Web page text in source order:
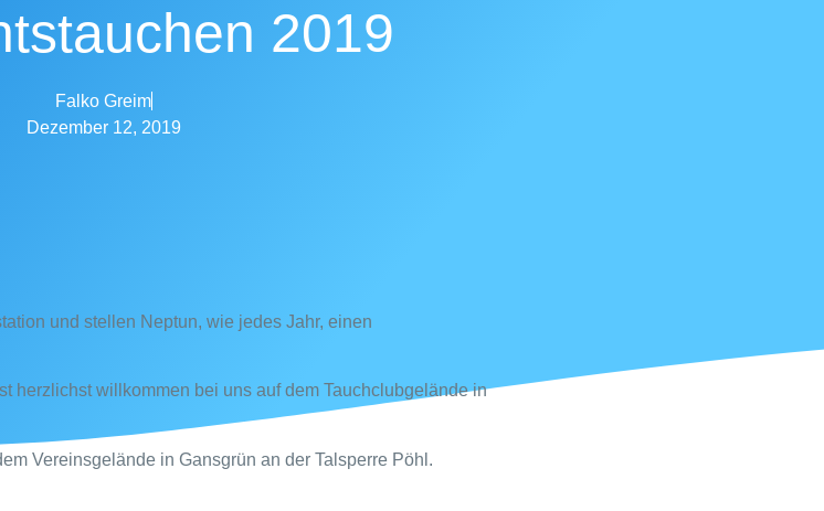
2019
Falko Greim
Dezember 12, 2019
und stellen Neptun, wie jedes Jahr, einen
herzlichst willkommen bei uns auf dem Tauchclubgelände in
Vereinsgelände in Gansgrün an der Talsperre Pöhl.